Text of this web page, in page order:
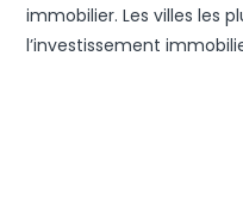
immobilier. Les villes les
l’investissement